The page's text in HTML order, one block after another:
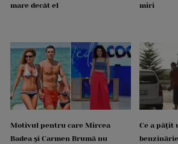
mare decât el
miri
Motivul pentru care Mircea
Badea și Carmen Brumă nu
Ce a pățit